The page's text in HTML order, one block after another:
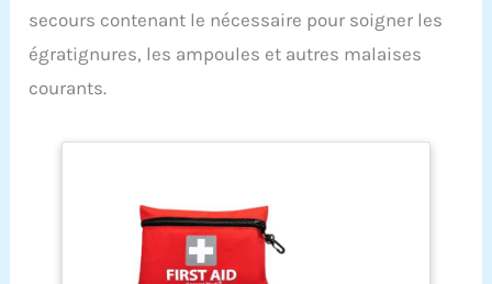
de la valve d'aération sans film de fuite, vous
n'avez plus à vous soucier des fuites d'air !
Matériaux de Haute Qualité : Le tapis de couchage
de camping est fabriqué en nylon 40D avec un
durable, pas facile à déchirer et facile à nettoyer.
des environnements difficiles. Ultraléger et Facile
à Transporter : Le matelas randonnée ultra léger
ne pèse que 910 g et se plie pour atteindre la taille
d'une bouteille d'eau, ce qui le rend facile à
secours contenant le nécessaire pour soigner les
égratignures, les ampoules et autres malaises
courants.